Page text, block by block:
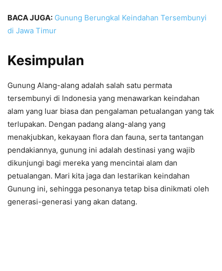
BACA JUGA: Gunung Berungkal Keindahan Tersembunyi
di Jawa Timur
Kesimpulan
Gunung Alang-alang adalah salah satu permata
tersembunyi di Indonesia yang menawarkan keindahan
alam yang luar biasa dan pengalaman petualangan yang tak
terlupakan. Dengan padang alang-alang yang
menakjubkan, kekayaan flora dan fauna, serta tantangan
pendakiannya, gunung ini adalah destinasi yang wajib
dikunjungi bagi mereka yang mencintai alam dan
petualangan. Mari kita jaga dan lestarikan keindahan
Gunung ini, sehingga pesonanya tetap bisa dinikmati oleh
generasi-generasi yang akan datang.